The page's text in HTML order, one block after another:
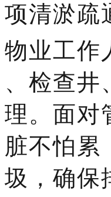
项清淤疏
物业工作
、检查井
理。面对
脏不怕累
圾，确保